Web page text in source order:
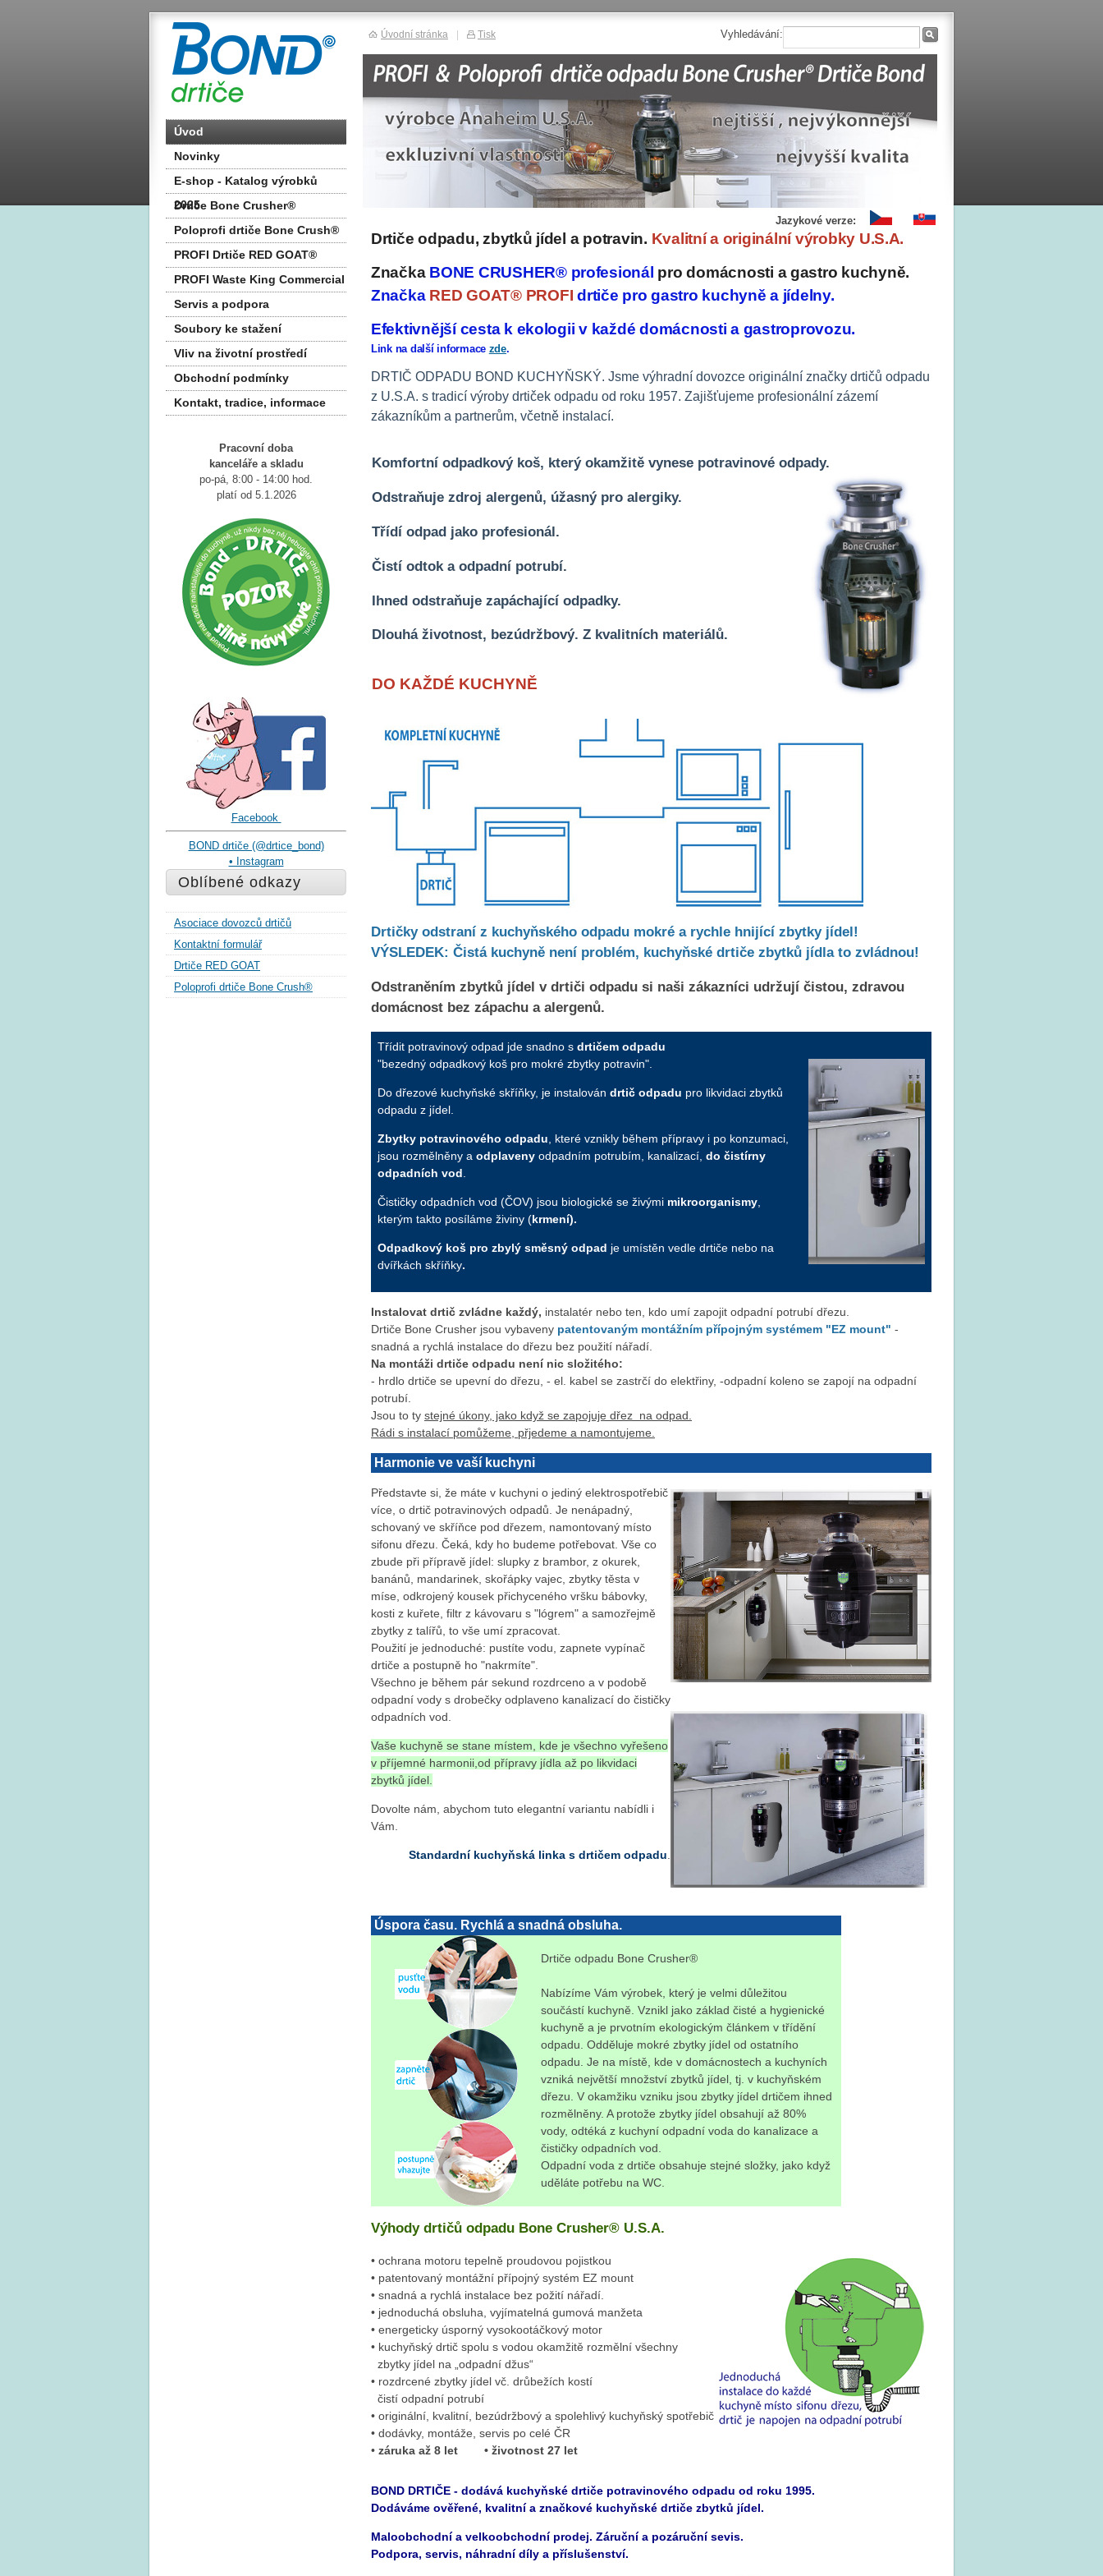
Drtiče odpadu, zbytků jídel a potravin. Kvalitní a originální výrobky U.S.A.
Značka BONE CRUSHER® profesionál pro domácnosti a gastro kuchyně.
Značka RED GOAT® PROFI drtiče pro gastro kuchyně a jídelny.
Efektivnější cesta k ekologii v každé domácnosti a gastroprovozu.
Link na další informace zde.
DRTIČ ODPADU BOND KUCHYŇSKÝ. Jsme výhradní dovozce originální značky drtičů odpadu
z U.S.A. s tradicí výroby drtiček odpadu od roku 1957. Zajišťujeme profesionální zázemí
zákazníkům a partnerům, včetně instalací.
Komfortní odpadkový koš, který okamžitě vynese potravinové odpady.
Odstraňuje zdroj alergenů, úžasnýpro alergiky.
Třídí odpad jako profesionál.
Čistí odtok a odpadní potrubí.
Ihned odstraňuje zapáchající odpadky.
Dlouhá životnost, bezúdržbový. Z kvalitních materiálů.
DO KAŽDÉ KUCHYNĚ
Drtičky odstraní z kuchyňského odpadu mokré a rychle hnijící zbytky jídel!
VÝSLEDEK: Čistá kuchyně není problém, kuchyňské drtiče zbytků jídla to zvládnou!
Odstraněním zbytků jídel v drtiči odpadu si naši zákazníci udržují čistou, zdravou
domácnost bez zápachu a alergenů.
Třídit potravinový odpad jde snadno s drtičem odpadu
"bezedný odpadkový koš pro mokré zbytky potravin".
Do dřezové kuchyňské skříňky, je instalován drtič odpadu pro likvidaci zbytků
odpadu z jídel.
Zbytky potravinového odpadu , které vznikly během přípravy i po konzumaci,
jsou rozmělněny a odplaveny odpadním potrubím, kanalizací, do čistírny
odpadních vod
Čističky odpadních vod (ČOV) jsou biologické se živými mikroorganismy
kterým takto posíláme živiny (krmení).
Odpadkový koš pro zbylý směsný odpad je umístěn vedle drtiče nebo na
dvířkách skříňky.
Instalovat drtič zvládne každý, instalatér nebo ten, kdo umí zapojit odpadní potrubí dřezu.
Drtiče Bone Crusher jsou vybaveny patentovaným montážním přípojným systémem "EZ mount" -
snadná a rychlá instalace do dřezu bez použití nářadí.
Na montáži drtiče odpadu není nic složitého:
- hrdlo drtiče se upevní do dřezu, - el. kabel se zastrčí do elektřiny, -odpadní koleno se zapojí na odpadní
potrubí.
Jsou to ty stejné úkony, jako když se zapojuje dřez na odpad.
Rádi s instalací pomůžeme, přjedeme a namontujeme.
Harmonie ve vaší kuchyni
Představte si, že máte v kuchyni o jediný elektrospotřebič
více, o drtič potravinových odpadů. Je nenápadný,
schovaný ve skříňce pod dřezem, namontovaný místo
sifonu dřezu. Čeká, kdy ho budeme potřebovat. Vše co
zbude při přípravě jídel: slupky z brambor, z okurek,
banánů, mandarinek, skořápky vajec, zbytky těsta v
míse, odkrojený kousek přichyceného vršku bábovky,
kosti z kuřete, filtr z kávovaru s "lógrem" a samozřejmě
zbytky z talířů, to vše umí zpracovat.
Použití je jednoduché: pustíte vodu, zapnete vypínač
drtiče a postupně ho "nakrmíte".
Všechno je během pár sekund rozdrceno a v podobě
odpadní vody s drobečky odplaveno kanalizací do čističky
odpadních vod.
Vaše kuchyně se stane místem, kde je všechno vyřešeno
v příjemné harmonii,od přípravy jídla až po likvidaci
zbytků jídel.
Dovolte nám, abychom tuto elegantní variantu nabídli i
Vám.
Standardní kuchyňská linka s drtičem odpadu.
Úspora času. Rychlá a snadná obsluha.
Drtiče odpadu Bone Crusher®
Nabízíme Vám výrobek, který je velmi důležitou
součástí kuchyně. Vznikl jako základ čisté a hygienické
kuchyně a je prvotním ekologickým článkem v třídění
odpadu. Odděluje mokré zbytky jídel od ostatního
odpadu. Je na místě, kde v domácnostech a kuchyních
vzniká největší množství zbytků jídel, tj. v kuchyňském
dřezu. V okamžiku vzniku jsou zbytky jídel drtičem ihned
rozmělněny. A protože zbytky jídel obsahují až 80%
vody, odtéká z kuchyní odpadní voda do kanalizace a
čističky odpadních vod.
Odpadní voda z drtiče obsahuje stejné složky, jako když
uděláte potřebu na WC.
Výhody drtičů odpadu Bone Crusher® U.S.A.
• ochrana motoru tepelně proudovou pojistkou
• patentovaný montážní přípojný systém EZ mount
• snadná a rychlá instalace bez požití nářadí.
• jednoduchá obsluha, vyjímatelná gumová manžeta
• energeticky úsporný vysokootáčkový motor
• kuchyňský drtič spolu s vodou okamžitě rozmělní všechny
zbytky jídel na „odpadní džus“
• rozdrcené zbytky jídel vč. drůbežích kostí
čistí odpadní potrubí
• originální, kvalitní, bezúdržbový a spolehlivý kuchyňský spotřebič
• dodávky, montáže, servis po celé ČR
• záruka až 8 let • životnost 27 let
BOND DRTIČE - dodává kuchyňské drtiče potravinového odpadu od roku 1995.
Dodáváme ověřené, kvalitní a značkové kuchyňské drtiče zbytků jídel.
Maloobchodní a velkoobchodní prodej. Záruční a pozáruční sevis.
Podpora, servis, náhradní díly a příslušenství.
Úvod
Novinky
E-shop - Katalog výrobků
2025
Drtiče Bone Crusher®
Poloprofi drtiče Bone Crush®
PROFI Drtiče RED GOAT®
PROFI Waste King Commercial
Servis a podpora
Soubory ke stažení
Vliv na životní prostředí
Obchodní podmínky
Kontakt, tradice, informace
Jazykové verze:
Pracovní doba
kanceláře a skladu
po-pá, 8:00 - 14:00 hod.
platí od 5.1.2026
Facebook
BOND drtiče (@drtice_bond)
• Instagram
Oblíbené odkazy
Asociace dovozců drtičů
Kontaktní formulář
Drtiče RED GOAT
Poloprofi drtiče Bone Crush®
Vyhledávání:
Úvodní stránka | Tisk